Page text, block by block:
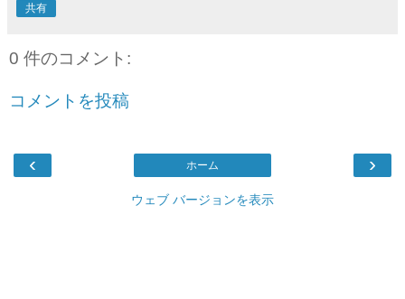
共有
0 件のコメント:
コメントを投稿
‹ ›
ホーム
ウェブ バージョンを表示